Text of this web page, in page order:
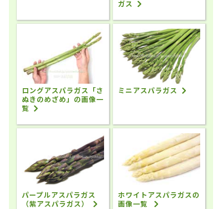
ガス
ロングアスパラガス「さ
ぬきのめざめ」の画像一
覧
ミニアスパラガス
パープルアスパラガス
（紫アスパラガス）
ホワイトアスパラガスの
画像一覧